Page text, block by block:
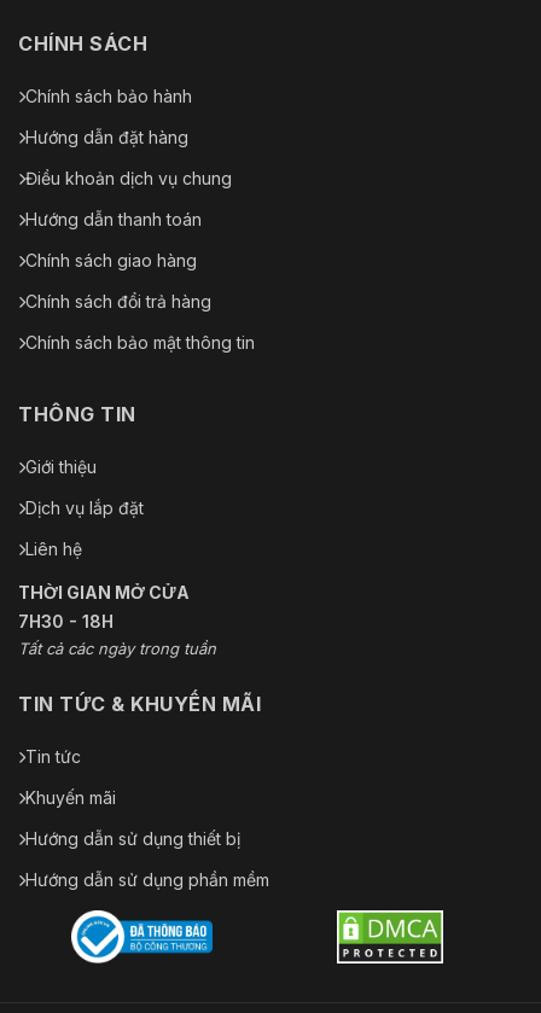
Trọng lượng tịnh
Trọng lượng tổng
CHÍNH SÁCH
Chính sách bảo hành
Hướng dẫn đặt hàng
Điều khoản dịch vụ chung
Hướng dẫn thanh toán
Chính sách giao hàng
Chính sách đổi trả hàng
Chính sách bảo mật thông tin
THÔNG TIN
Giới thiệu
Dịch vụ lắp đặt
Liên hệ
THỜI GIAN MỞ CỬA
7H30 - 18H
Tất cả các ngày trong tuần
TIN TỨC & KHUYẾN MÃI
Tin tức
Khuyến mãi
Hướng dẫn sử dụng thiết bị
Hướng dẫn sử dụng phần mềm